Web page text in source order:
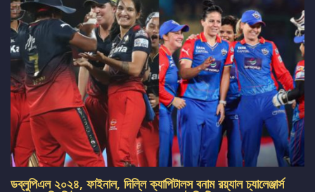
ডব্লুপিএল ২০২৪, ফাইনাল, দিল্লি ক্যাপিটালস বনাম রয়্যাল চ্যালেঞ্জার্স